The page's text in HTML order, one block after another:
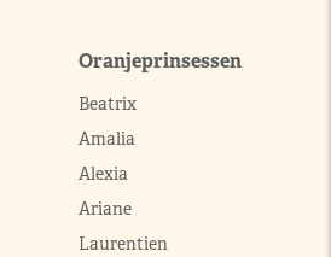
Oranjeprinsessen
Beatrix
Amalia
Alexia
Ariane
Laurentien